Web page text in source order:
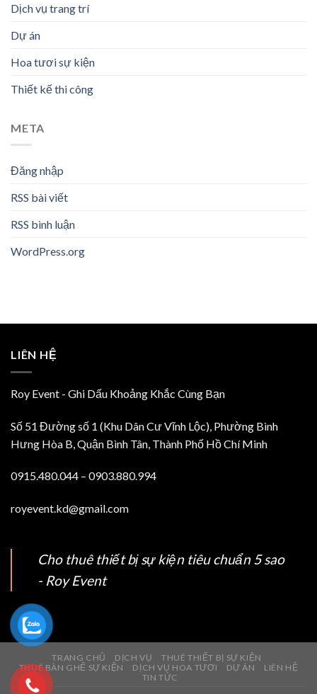
Dịch vụ trang trí
Dự án
Hoa tươi sự kiện
Thiết kế thi công
META
Đăng nhập
RSS bài viết
RSS bình luận
WordPress.org
LIÊN HỆ
Roy Event - Ghi Dấu Khoảng Khắc Cùng Bạn
Số 51 Đường số 1 (Khu Dân Cư Vĩnh Lộc), Phường Bình
Hưng Hòa B, Quận Bình Tân, Thành Phố Hồ Chí Minh
0915.480.044 – 0903.880.994
royevent.kd@gmail.com
Cho thuê thiết bị sự kiện tiêu chuẩn 5 sao
- Roy Event
TRANG CHỦ DỊCH VỤ
THUÊ THIẾT BỊ SỰ KIỆN
THUÊ BÀN GHẾ SỰ KIỆN
DỊCH VỤ HOA TƯƠI DỰ ÁN
LIÊN HỆ
TIN TỨC